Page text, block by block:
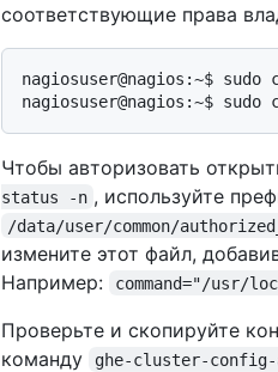
соответствующие права
nagiosuser@nagios:~$
Чтобы авторизовать
status -n , используйте
/data/user/common/
измените этот файл,
Например:
command="/usr/
Проверьте и скопируйте
команду
ghe-cluster-config-